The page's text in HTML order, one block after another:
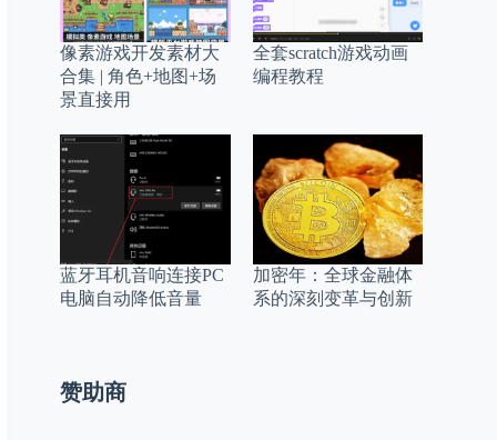
像素游戏开发素材大
合集 | 角色+地图+场
景直接用
全套scratch游戏动画
编程教程
蓝牙耳机音响连接PC
电脑自动降低音量
加密年：全球金融体
系的深刻变革与创新
赞助商